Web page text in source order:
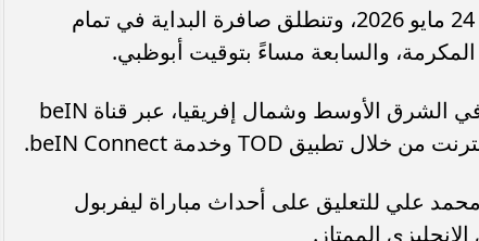
تقام مباراة ليفربول ضد برينتفورد مساء الأحد 24 مايو 2026، وتنطلق صافرة البداية في تمام
والسابعة مساءً بتوقيت أبوظبي.
وتنقل شبكة بي إن سبورتس المباراة حصريًا في الشرق الأوسط وشمال إفريقيا، عبر قناة beIN
علي للتعليق على أحداث مباراة ليفربول
الممتاز.